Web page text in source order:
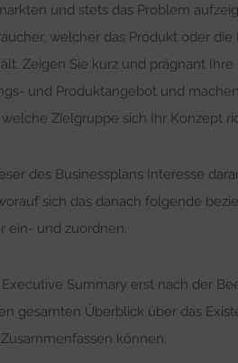
und stets das Problem
welcher das Produkt oder
Zeigen Sie kurz und prägnant Ihre
und Produktangebot und
Zielgruppe sich Ihr Konzept
des Businessplans Interesse
sich das danach folgende
ein- und zuordnen.
Summary erst nach der
gesamten Überblick über das
können.